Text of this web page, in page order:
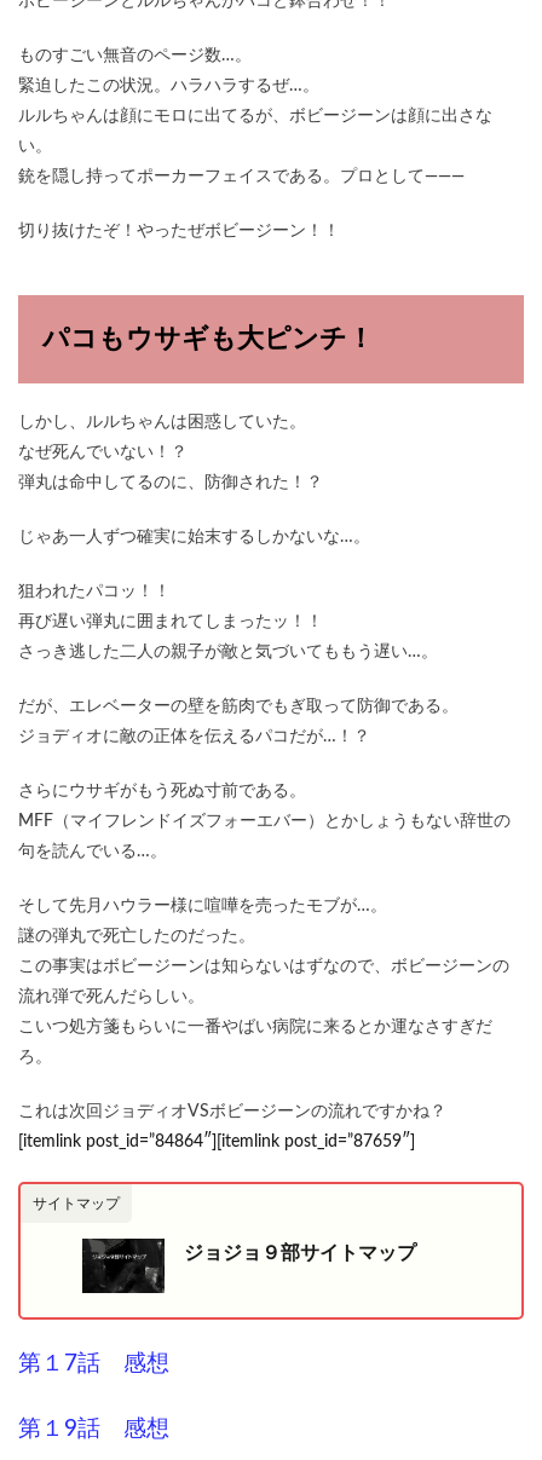
ものすごい無音のページ数…。
緊迫したこの状況。ハラハラするぜ…。
ルルちゃんは顔にモロに出てるが、ボビージーンは顔に出さな
い。
銃を隠し持ってポーカーフェイスである。プロとして―――
切り抜けたぞ！やったぜボビージーン！！
パコもウサギも大ピンチ！
しかし、ルルちゃんは困惑していた。
なぜ死んでいない！？
弾丸は命中してるのに、防御された！？
じゃあ一人ずつ確実に始末するしかないな…。
狙われたパコッ！！
再び遅い弾丸に囲まれてしまったッ！！
さっき逃した二人の親子が敵と気づいてももう遅い…。
だが、エレベーターの壁を筋肉でもぎ取って防御である。
ジョディオに敵の正体を伝えるパコだが…！？
さらにウサギがもう死ぬ寸前である。
MFF（マイフレンドイズフォーエバー）とかしょうもない辞世の
句を読んでいる…。
そして先月ハウラー様に喧嘩を売ったモブが…。
謎の弾丸で死亡したのだった。
この事実はボビージーンは知らないはずなので、ボビージーンの
流れ弾で死んだらしい。
こいつ処方箋もらいに一番やばい病院に来るとか運なさすぎだ
ろ。
これは次回ジョディオVSボビージーンの流れですかね？
[itemlink post_id=”84864″][itemlink post_id=”87659″]
サイトマップ
ジョジョ９部サイトマップ
第１7話 感想
第１9話 感想